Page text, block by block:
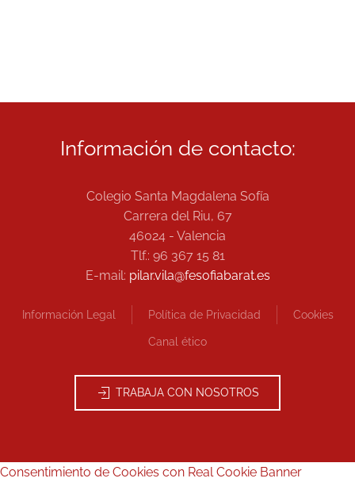
Información de contacto:
Colegio Santa Magdalena Sofía
Carrera del Riu, 67
46024 - Valencia
Tlf.: 96 367 15 81
E-mail: pilar.vila@fesofiabarat.es
Información Legal Política de Privacidad Cookies
Canal ético
TRABAJA CON NOSOTROS
Consentimiento de Cookies con Real Cookie Banner